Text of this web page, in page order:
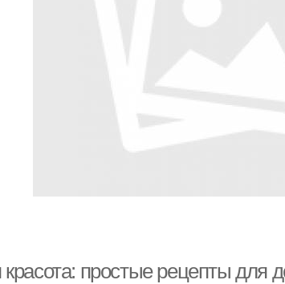
простые рецепты для